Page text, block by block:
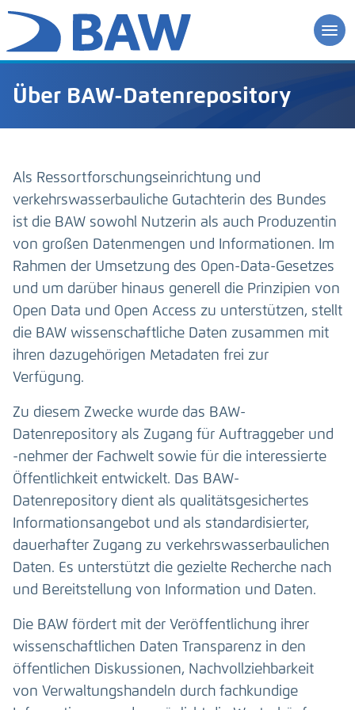
Über BAW-Datenrepository
Als Ressortforschungseinrichtung und
verkehrswasserbauliche Gutachterin des Bundes
ist die BAW sowohl Nutzerin als auch Produzentin
von großen Datenmengen und Informationen. Im
Rahmen der Umsetzung des Open-Data-Gesetzes
und um darüber hinaus generell die Prinzipien von
Open Data und Open Access zu unterstützen, stellt
die BAW wissenschaftliche Daten zusammen mit
ihren dazugehörigen Metadaten frei zur
Verfügung.
Zu diesem Zwecke wurde das BAW-
Datenrepository als Zugang für Auftraggeber und
-nehmer der Fachwelt sowie für die interessierte
Öffentlichkeit entwickelt. Das BAW-
Datenrepository dient als qualitätsgesichertes
Informationsangebot und als standardisierter,
dauerhafter Zugang zu verkehrswasserbaulichen
Daten. Es unterstützt die gezielte Recherche nach
und Bereitstellung von Information und Daten.
Die BAW fördert mit der Veröffentlichung ihrer
wissenschaftlichen Daten Transparenz in den
öffentlichen Diskussionen, Nachvollziehbarkeit
von Verwaltungshandeln durch fachkundige